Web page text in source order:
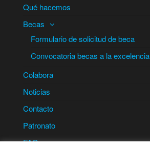
Qué hacemos
Becas
Formulario de solicitud de beca
Convocatoria becas a la excelencia
Colabora
Noticias
Contacto
Patronato
FAQ